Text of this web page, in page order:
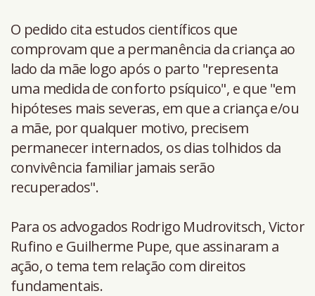
O pedido cita estudos científicos que
comprovam que a permanência da criança ao
lado da mãe logo após o parto "representa
uma medida de conforto psíquico", e que "em
hipóteses mais severas, em que a criança e/ou
a mãe, por qualquer motivo, precisem
permanecer internados, os dias tolhidos da
convivência familiar jamais serão
recuperados".
Para os advogados Rodrigo Mudrovitsch, Victor
Rufino e Guilherme Pupe, que assinaram a
ação, o tema tem relação com direitos
fundamentais.